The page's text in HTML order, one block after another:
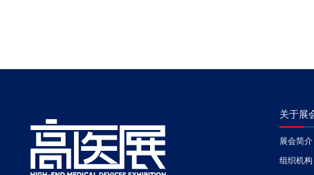
关于展
展会简介
组织机构